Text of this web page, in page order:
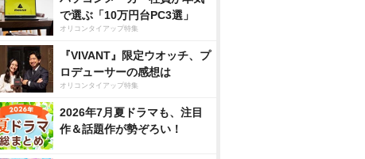
で選ぶ「10万円台PC3選」
オリコンタイアップ特集
『VIVANT』限定ウオッチ、プ
ロデューサーの感想は
オリコンタイアップ特集
2026年7月夏ドラマも、注目
作＆話題作が勢ぞろい！